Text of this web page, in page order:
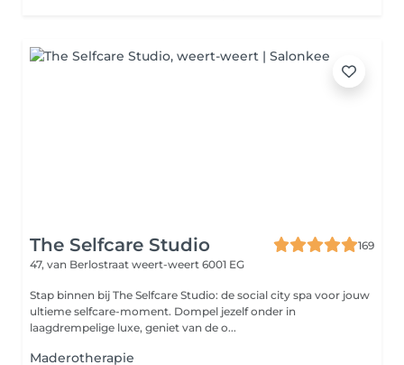
The Selfcare Studio
169
47, van Berlostraat weert-weert 6001 EG
Stap binnen bij The Selfcare Studio: de social city spa voor jouw
ultieme selfcare-moment. Dompel jezelf onder in
laagdrempelige luxe, geniet van de o...
Maderotherapie